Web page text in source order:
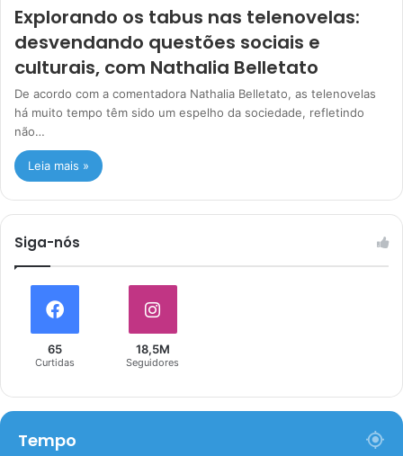
Explorando os tabus nas telenovelas:
desvendando questões sociais e
culturais, com Nathalia Belletato
De acordo com a comentadora Nathalia Belletato, as telenovelas
há muito tempo têm sido um espelho da sociedade, refletindo
não…
Leia mais »
Siga-nós
65
Curtidas
18,5M
Seguidores
Tempo